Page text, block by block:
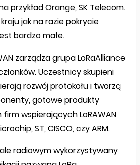
przykład Orange, SK Telecom.
jak na razie pokrycie
bardzo małe.
zarządza grupa LoRaAlliance
Uczestnicy skupieni
rozwój protokołu i tworzą
gotowe produkty
firm wspierających LoRAWAN
ST, CISCO, czy ARM.
radiowym wykorzystywany